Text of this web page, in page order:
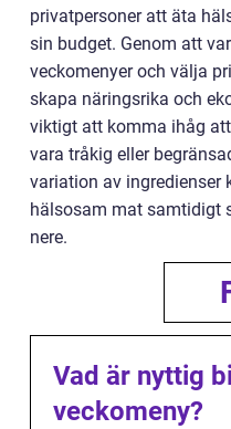
privatpersoner att äta
sin budget. Genom att
veckomenyer och välja
skapa näringsrika och
viktigt att komma ihåg
vara tråkig eller
variation av ingredienser
hälsosam mat samtidigt
nere.
Vad är nyttig
veckomeny?